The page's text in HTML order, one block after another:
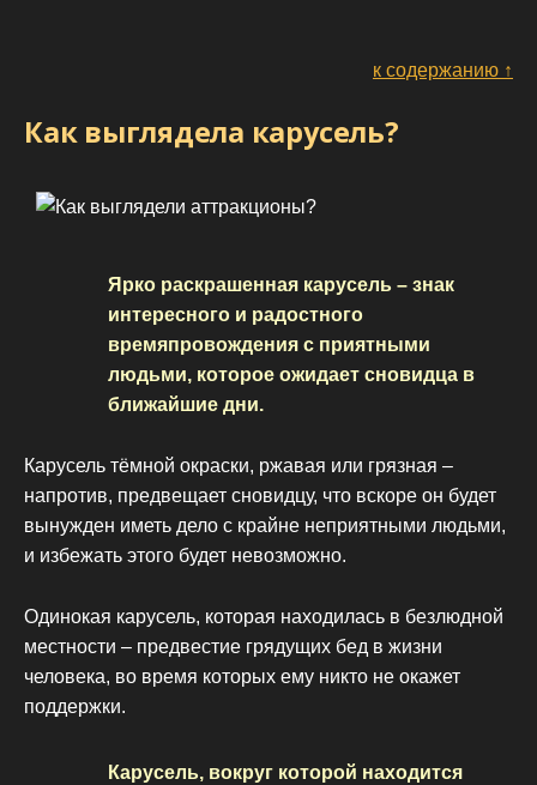
к содержанию ↑
Как выглядела карусель?
Ярко раскрашенная карусель – знак
интересного и радостного
времяпровождения с приятными
людьми, которое ожидает сновидца в
ближайшие дни.
Карусель тёмной окраски, ржавая или грязная –
напротив, предвещает сновидцу, что вскоре он будет
вынужден иметь дело с крайне неприятными людьми,
и избежать этого будет невозможно.
Одинокая карусель, которая находилась в безлюдной
местности – предвестие грядущих бед в жизни
человека, во время которых ему никто не окажет
поддержки.
Карусель, вокруг которой находится